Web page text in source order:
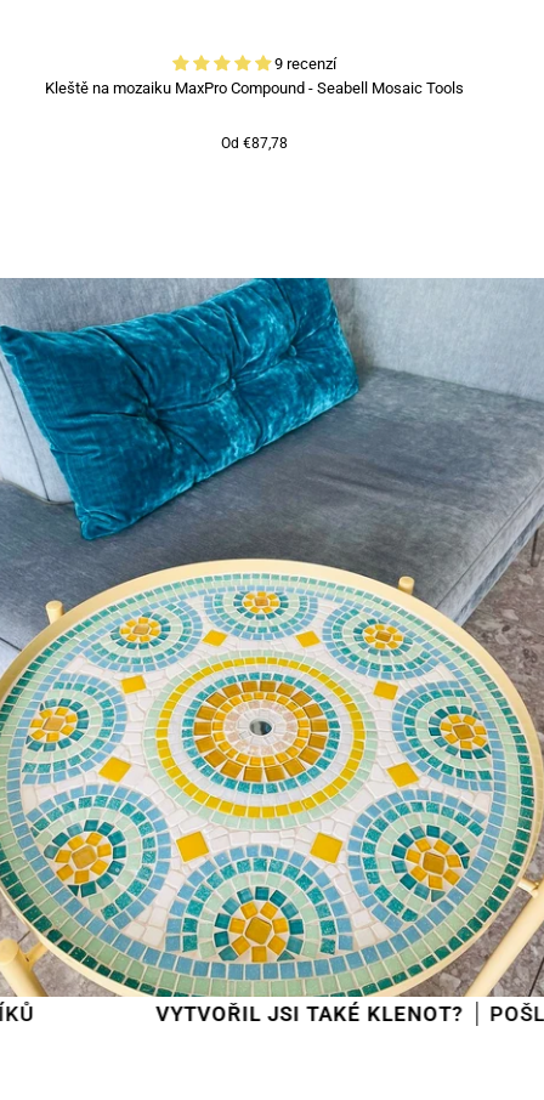
9 recenzí
Kleště na mozaiku MaxPro Compound - Seabell Mosaic Tools
Od €87,78
VYTVOŘIL JSI TAKÉ KLENOT? POŠLI HO